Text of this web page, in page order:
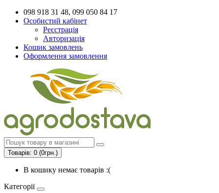
098 918 31 48, 099 050 84 17
Особистий кабінет
Реєстрація
Авторизація
Кошик замовлень
Оформлення замовлення
Товарів: 0 (0грн.)
В кошику немає товарів :(
Категорії